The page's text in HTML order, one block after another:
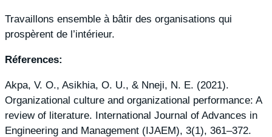
Travaillons ensemble à bâtir des organisations qui
prospèrent de l’intérieur.
Réferences:
Akpa, V. O., Asikhia, O. U., & Nneji, N. E. (2021).
Organizational culture and organizational performance: A
review of literature. International Journal of Advances in
Engineering and Management (IJAEM), 3(1), 361–372.